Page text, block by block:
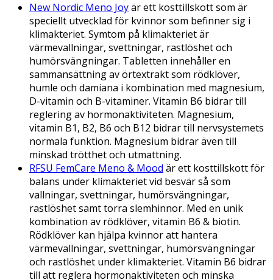
New Nordic Meno Joyär ett kosttillskott som är
speciellt utvecklad för kvinnor som befinner sig i
klimakteriet. Symtom på klimakteriet är
värmevallningar, svettningar, rastlöshet och
humörsvängningar. Tabletten innehåller en
sammansättning av örtextrakt som rödklöver,
humle och damiana i kombination med magnesium,
D-vitamin och B-vitaminer. Vitamin B6 bidrar till
reglering av hormonaktiviteten. Magnesium,
vitamin B1, B2, B6 och B12 bidrar till nervsystemets
normala funktion. Magnesium bidrar även till
minskad trötthet och utmattning.
RFSU FemCare Meno & Mood är ett kosttillskott för
balans under klimakteriet vid besvär så som
vallningar, svettningar, humörsvängningar,
rastlöshet samt torra slemhinnor. Med en unik
kombination av rödklöver, vitamin B6 & biotin.
Rödklöver kan hjälpa kvinnor att hantera
värmevallningar, svettningar, humörsvängningar
och rastlöshet under klimakteriet. Vitamin B6 bidrar
till att reglera hormonaktiviteten och minska